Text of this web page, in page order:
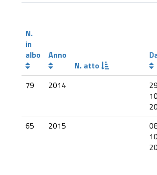
N.
in
albo
Anno
N. atto
79
2014
65 2015